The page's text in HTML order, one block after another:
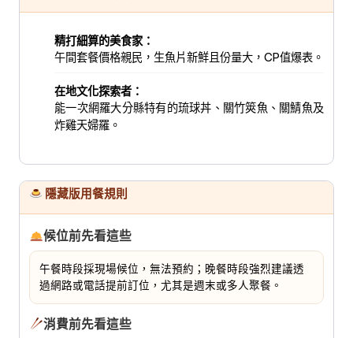
精打細算的美食家：
午間套餐價格親民，生魚片新鮮且份量大，CP值爆表。
在地文化探索者：
能一次網羅大分縣特有的琉球丼、關竹筴魚、關鯖魚及
炸雞天婦羅。
隱藏版用餐規則
候位前先看這些
午餐時段採現場候位，無法預約；晚餐時段強烈建議透
過網路或電話提前訂位，尤其是週末或多人聚餐。
消費前先看這些